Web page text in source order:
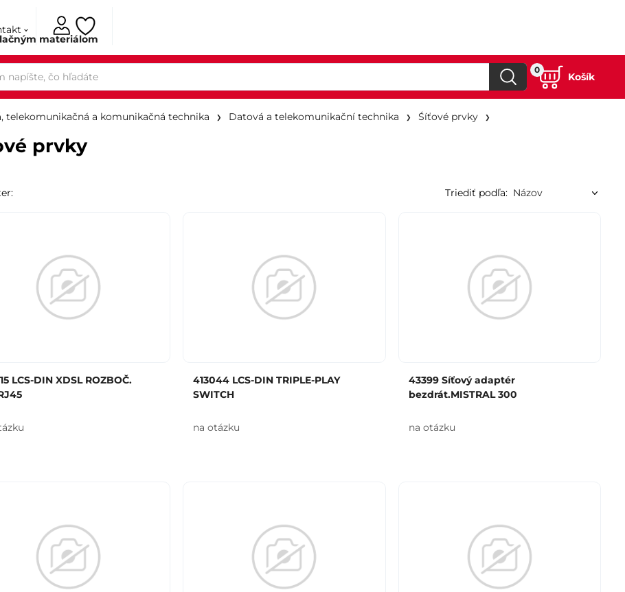
materiálom
Košík
0
telekomunikačná a komunikačná technika Datová a telekomunikační technika Śíťové prvky
prvky
Triediť podľa:
LCS-DIN XDSL ROZBOČ.
413044 LCS-DIN TRIPLE-PLAY
SWITCH
na otázku
43399 Síťový adaptér
bezdrát.MISTRAL 300
na otázku